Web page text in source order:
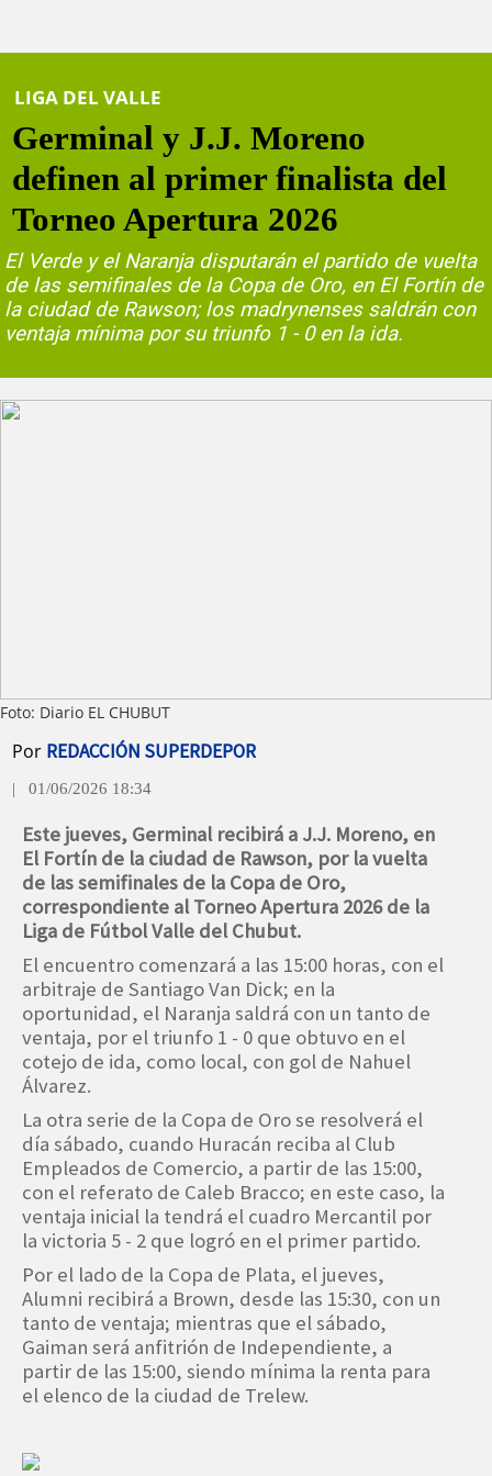
LIGA DEL VALLE
Germinal y J.J. Moreno
definen al primer finalista del
Torneo Apertura 2026
El Verde y el Naranja disputarán el partido de vuelta
de las semifinales de la Copa de Oro, en El Fortín de
la ciudad de Rawson; los madrynenses saldrán con
ventaja mínima por su triunfo 1 - 0 en la ida.
Foto: Diario EL CHUBUT
Por REDACCIÓN SUPERDEPOR
| 01/06/2026 18:34
Este jueves, Germinal recibirá a J.J. Moreno, en
El Fortín de la ciudad de Rawson, por la vuelta
de las semifinales de la Copa de Oro,
correspondiente al Torneo Apertura 2026 de la
Liga de Fútbol Valle del Chubut.
El encuentro comenzará a las 15:00 horas, con el
arbitraje de Santiago Van Dick; en la
oportunidad, el Naranja saldrá con un tanto de
ventaja, por el triunfo 1 - 0 que obtuvo en el
cotejo de ida, como local, con gol de Nahuel
Álvarez.
La otra serie de la Copa de Oro se resolverá el
día sábado, cuando Huracán reciba al Club
Empleados de Comercio, a partir de las 15:00,
con el referato de Caleb Bracco; en este caso, la
ventaja inicial la tendrá el cuadro Mercantil por
la victoria 5 - 2 que logró en el primer partido.
Por el lado de la Copa de Plata, el jueves,
Alumni recibirá a Brown, desde las 15:30, con un
tanto de ventaja; mientras que el sábado,
Gaiman será anfitrión de Independiente, a
partir de las 15:00, siendo mínima la renta para
el elenco de la ciudad de Trelew.